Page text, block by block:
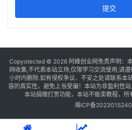
提交
Copyotected © 2026 阿峰创业网 免责声明：
网收集,不代表本站立场,仅限学习交流使用,请
小时内删除.如有侵权争议、不妥之处请联系本
容的真实性，避免上当受骗！本站为非盈利性
本站捐赠打赏功能，本站不贩卖教程，所
湘ICP备